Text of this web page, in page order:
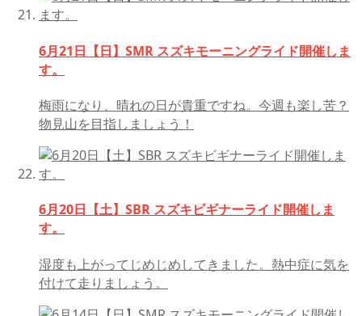
6月21日【日】SMR スズキモーニングライド開催しま
す。
梅雨になり、晴れの日が貴重ですね。今週も楽し苦？
物見山を目指しましょう！
6月20日【土】SBR スズキビギナーライド開催しま
す。
湿度も上がってじめじめしてきました。熱中症に気を
付けて走りましょう。